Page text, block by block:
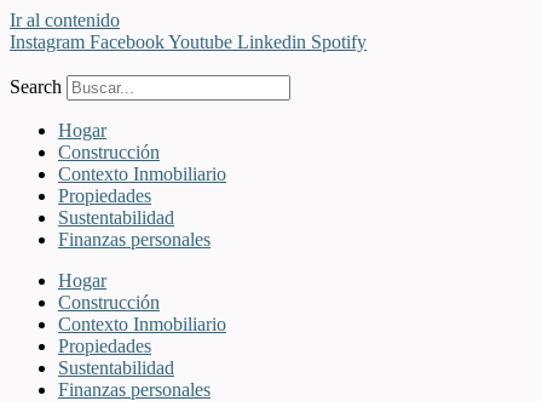
Ir al contenido
Instagram FacebookYoutube Linkedin Spotify
Search
Hogar
Construcción
Contexto Inmobiliario
Propiedades
Sustentabilidad
Finanzas personales
Hogar
Construcción
Contexto Inmobiliario
Propiedades
Sustentabilidad
Finanzas personales